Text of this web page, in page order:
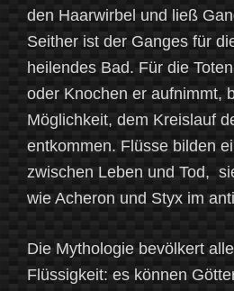
den Haarwirbel und ließ
Seither ist der Ganges für
heilendes Bad. Für die
oder Knochen er aufnimmt,
Möglichkeit, dem Kreislauf
entkommen. Flüsse bilden
zwischen Leben und Tod,
wie Acheron und Styx im
Die Mythologie bevölkert
Flüssigkeit: es können